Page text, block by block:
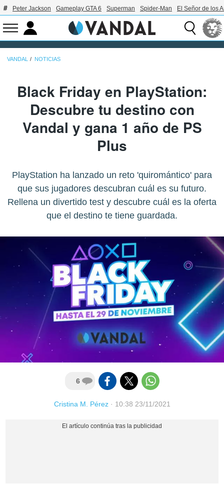
Peter Jackson Gameplay GTA 6 Superman Spider-Man El Señor de los
VANDAL NOTICIAS
Black Friday en PlayStation:
Descubre tu destino con
Vandal y gana 1 año de PS
Plus
PlayStation ha lanzado un reto 'quiromántico' para
que sus jugadores descubran cuál es su futuro.
Rellena un divertido test y descubre cuál es la oferta
que el destino te tiene guardada.
6
Cristina M. Pérez· 10:38 23/11/2021